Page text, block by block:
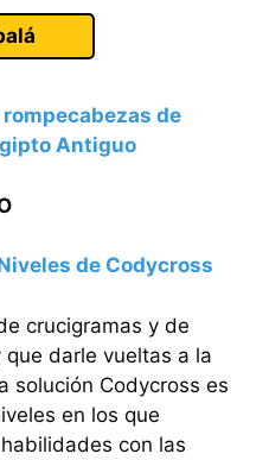
de
Antiguo
de Codycross
crucigramas y de
darle vueltas a la
solución Codycross es
en los que
con las